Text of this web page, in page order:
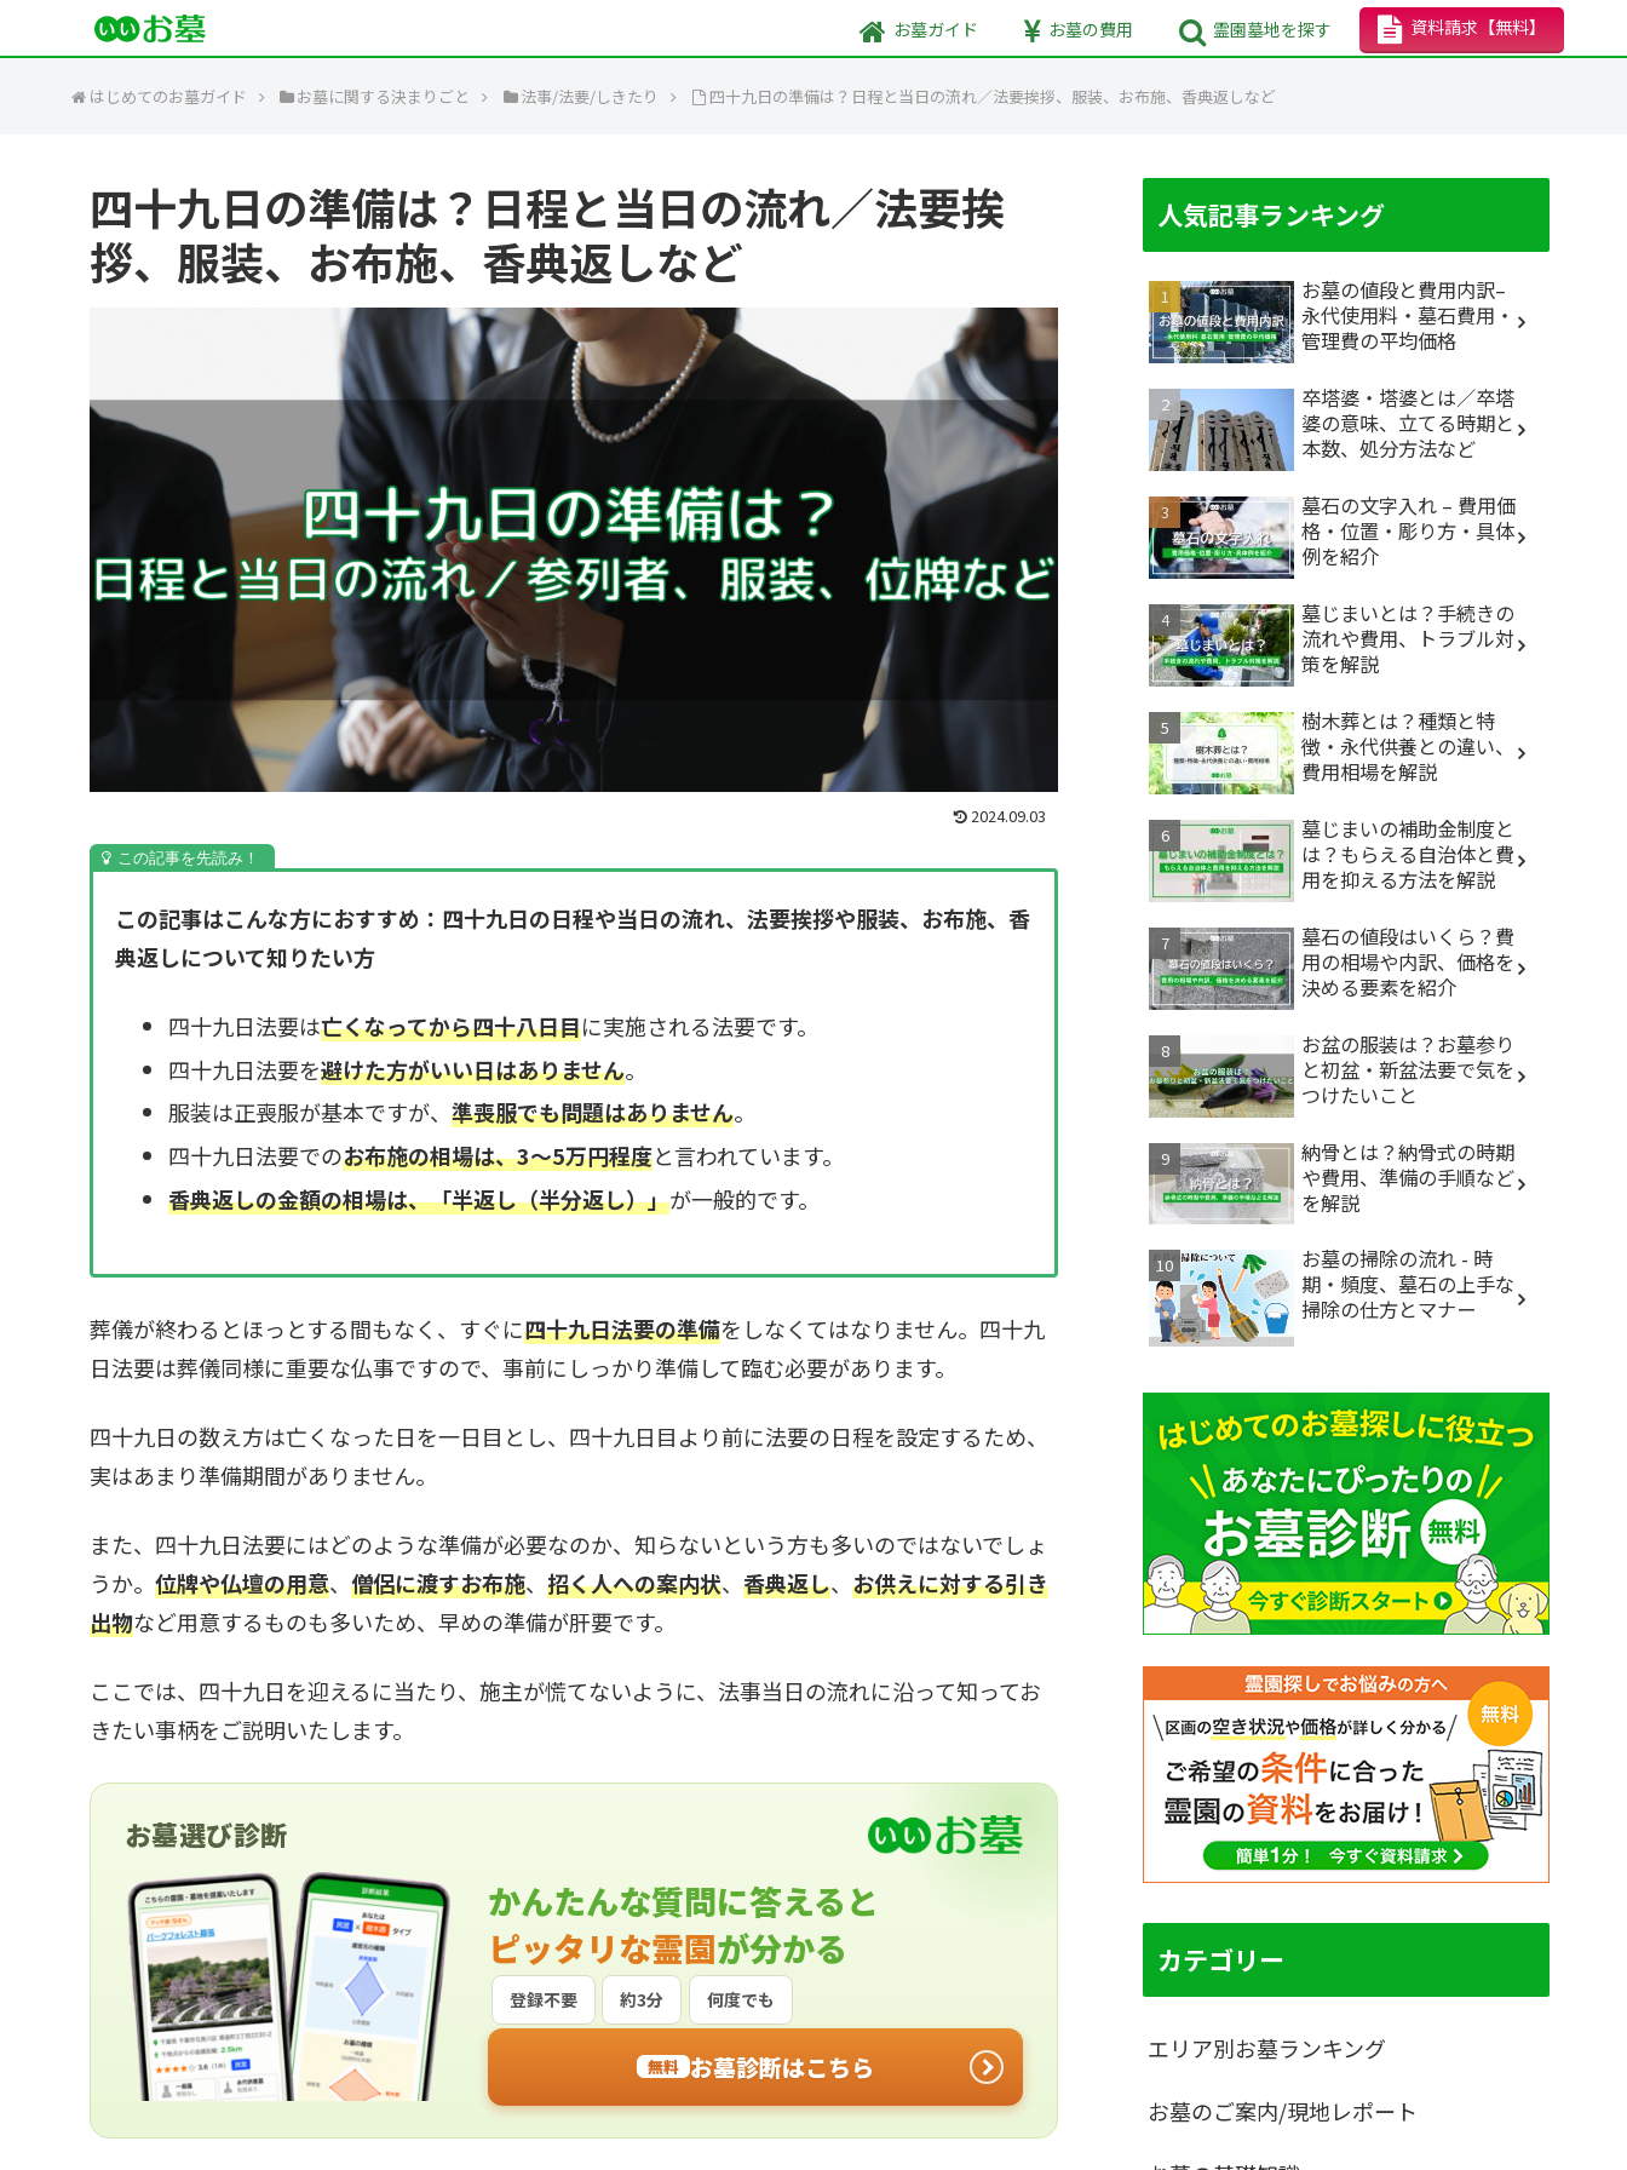
お墓ガイド お墓の費用 霊園墓地を探す 資料請求 【無料】
はじめてのお墓ガイド お墓に関する決まりごと 法事/法要/しきたり 四十九日の準備は？日程と当日の流れ／法要挨拶、服装、お布施、香典返しなど
四十九日の準備は？日程と当日の流れ／法要挨
拶、服装、お布施、香典返しなど
2024.09.03
この記事はこんな方におすすめ：四十九日の日程や当日の流れ、法要挨拶や服装、お布施、香
典返しについて知りたい方
四十九日法要は亡くなってから四十八日目に実施される法要です。
四十九日法要を避けた方がいい日はありません。
服装は正喪服が基本ですが、 準喪服でも問題はありません。
四十九日法要でのお布施の相場は、3～5万円程度と言われています。
香典返しの金額の相場は、「半返し（半分返し）」が一般的です。
葬儀が終わるとほっとする間もなく、すぐに四十九日法要の準備をしなくてはなりません。四十九
日法要は葬儀同様に重要な仏事ですので、事前にしっかり準備して臨む必要があります。
四十九日の数え方は亡くなった日を一日目とし、四十九日目より前に法要の日程を設定するため、
実はあまり準備期間がありません。
また、四十九日法要にはどのような準備が必要なのか、知らないという方も多いのではないでしょ
うか。 位牌や仏壇の用意、 僧侶に渡すお布施、 招く人への案内状、 香典返し、 お供えに対する引き
出物など用意するものも多いため、早めの準備が肝要です。
ここでは、四十九日を迎えるに当たり、施主が慌てないように、法事当日の流れに沿って知ってお
きたい事柄をご説明いたします。
お墓選び診断
かんたんな質問に答えると
ピッタリな霊園が分かる
登録不要 約3分 何度でも
無料 お墓診断はこちら
人気記事ランキング
お墓の値段と費用内訳–
永代使用料・墓石費用・
管理費の平均価格
卒塔婆・塔婆とは／卒塔
婆の意味、立てる時期と
本数、処分方法など
墓石の文字入れ – 費用価
格・位置・彫り方・具体
例を紹介
墓じまいとは？手続きの
流れや費用、トラブル対
策を解説
樹木葬とは？種類と特
徴・永代供養との違い、
費用相場を解説
墓じまいの補助金制度と
は？もらえる自治体と費
用を抑える方法を解説
墓石の値段はいくら？費
用の相場や内訳、価格を
決める要素を紹介
お盆の服装は？お墓参り
と初盆・新盆法要で気を
つけたいこと
納骨とは？納骨式の時期
や費用、準備の手順など
を解説
お墓の掃除の流れ - 時
期・頻度、墓石の上手な
掃除の仕方とマナー
カテゴリー
エリア別お墓ランキング
お墓のご案内/現地レポート